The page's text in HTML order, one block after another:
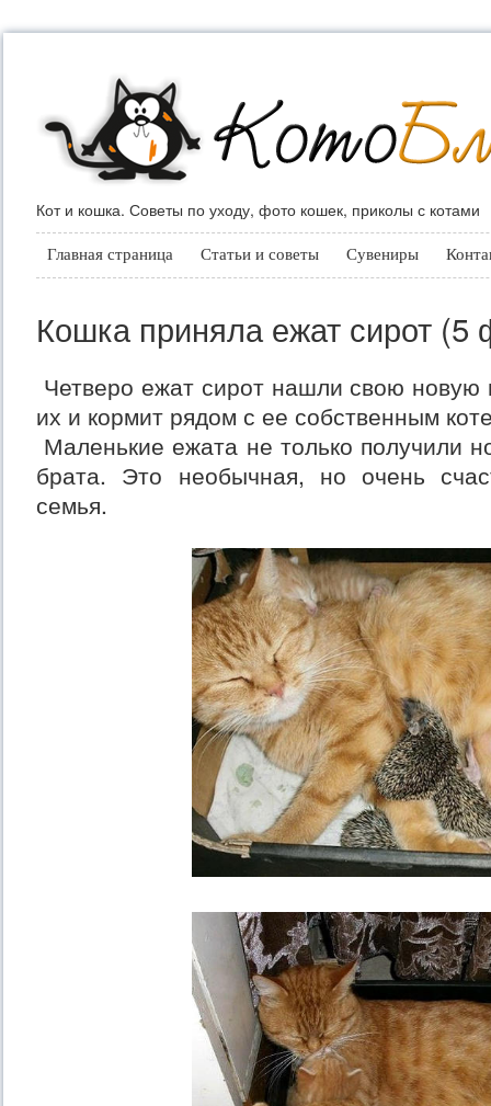
Кот и кошка. Советы по уходу, фото кошек, приколы с котами
Главная страница Статьи и советы Сувениры
Кошка приняла ежат сирот (5
Четверо ежат сирот нашли свою
их и кормит рядом с ее собственным
Маленькие ежата не только получили
брата. Это необычная, но очень
семья.